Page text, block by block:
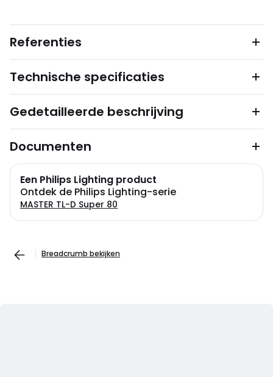
Referenties
Technische specificaties
Gedetailleerde beschrijving
Documenten
Een Philips Lighting product
Ontdek de Philips Lighting-serie
MASTER TL-D Super 80
Breadcrumb bekijken